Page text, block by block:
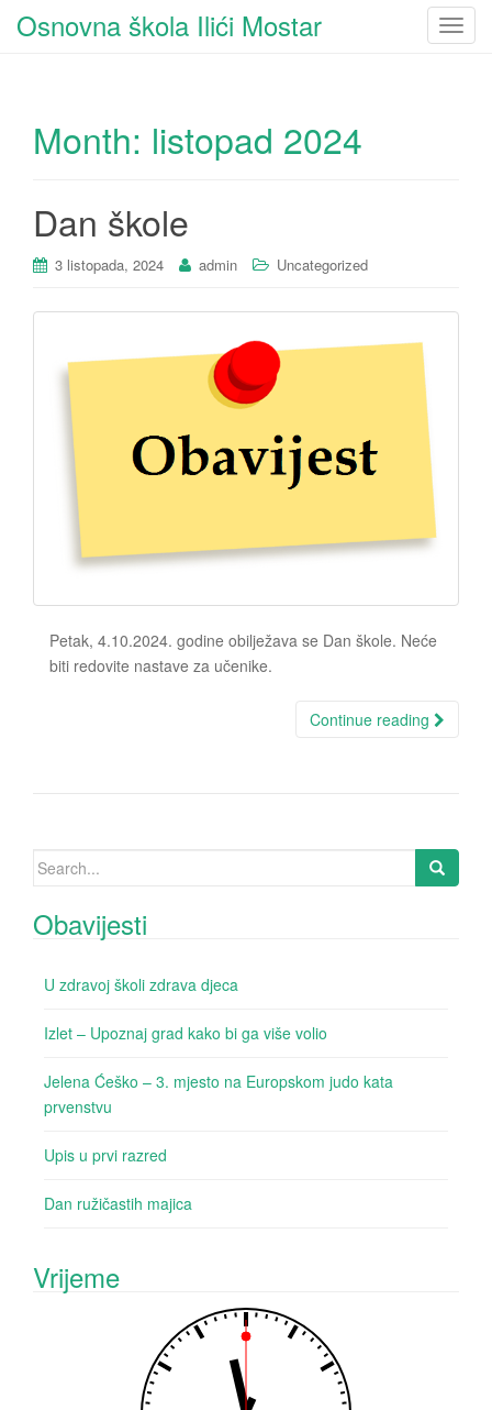
T
a
Osnovna škola Ilići Mostar
Month: listopad 2024
Dan škole
3 listopada, 2024 admin Uncategorized
Petak, 4.10.2024. godine obilježava se Dan škole. Neće
biti redovite nastave za učenike.
Continue reading
Search for:
Obavijesti
U zdravoj školi zdrava djeca
Izlet – Upoznaj grad kako bi ga više volio
Jelena Ćeško – 3. mjesto na Europskom judo kata
prvenstvu
Upis u prvi razred
Dan ružičastih majica
Vrijeme